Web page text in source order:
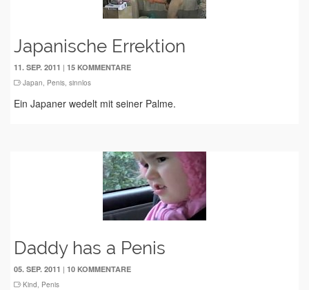
Japanische Errektion
11. SEP. 2011 | 15 KOMMENTARE
Japan, Penis, sinnlos
Ein Japaner wedelt mit seiner Palme.
Daddy has a Penis
05. SEP. 2011 | 10 KOMMENTARE
Kind, Penis